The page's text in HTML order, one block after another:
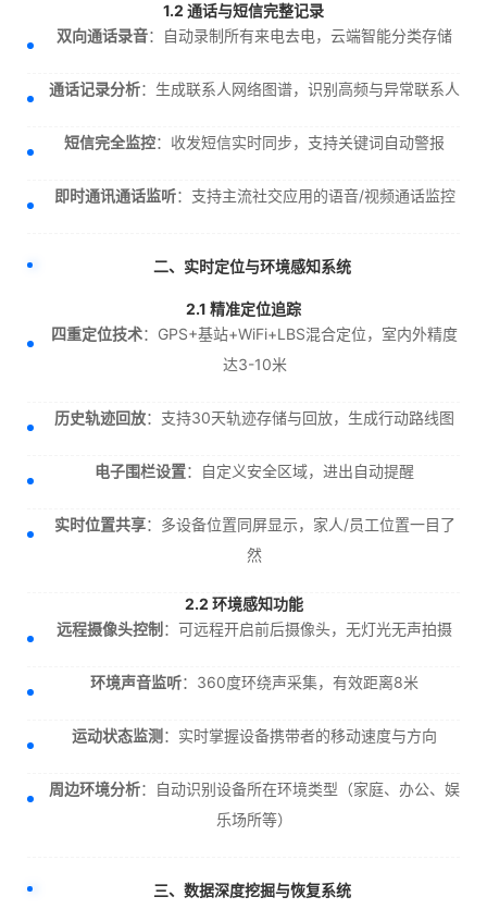
1.2 通话与短信完整记录
双向通话录音：自动录制所有来电去电，云端智能分类存储
通话记录分析：生成联系人网络图谱，识别高频与异常联系人
短信完全监控：收发短信实时同步，支持关键词自动警报
即时通讯通话监听：支持主流社交应用的语音/视频通话监控
二、实时定位与环境感知系统
2.1 精准定位追踪
四重定位技术：GPS+基站+WiFi+LBS混合定位，室内外精度
达3-10米
历史轨迹回放：支持30天轨迹存储与回放，生成行动路线图
电子围栏设置：自定义安全区域，进出自动提醒
实时位置共享：多设备位置同屏显示，家人/员工位置一目了
然
2.2 环境感知功能
远程摄像头控制 ：可远程开启前后摄像头，无灯光无声拍摄
环境声音监听：360度环绕声采集，有效距离8米
运动状态监测 ：实时掌握设备携带者的移动速度与方向
周边环境分析：自动识别设备所在环境类型（家庭、办公、娱
乐场所等）
三、数据深度挖掘与恢复系统